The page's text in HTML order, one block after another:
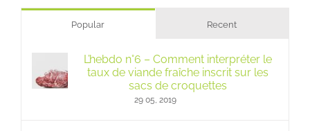
Popular Recent
L’hebdo n°6 – Comment interpréter le
taux de viande fraîche inscrit sur les
sacs de croquettes
29 05, 2019